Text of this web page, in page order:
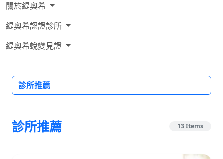
關於緹奧希
緹奧希認證診所
緹奧希蛻變見證
診所推薦
診所推薦 13 Items